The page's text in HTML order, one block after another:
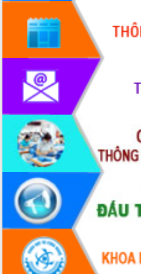
Phó Bí thư Tỉnh ủy Đắk Lắk Đỗ Hữu
Huy giữ chức Bí thư Đảng ủy Ủy Ban
Nhân dân tỉnh
Bệnh án điện tử thúc đẩy chuyển đổi
số y tế tại Đắk Lắk
Chuyển đổi số thư viện: Mở rộng
không gian tri thức trong thời đại số
Đánh giá, rút kinh nghiệm công tác tổ
chức diễn tập trước ngày bầu cử
Chương trình “Gặp gỡ hữu nghị –
Friendship Meeting New Year 2026”
Bầu cử Quốc hội và HĐND: Cử tri Đắk
Lắk gửi gắm niềm tin, kỳ vọng vào lá
phiếu
Đắk Lắk sẵn sàng các điều kiện cho
Ngày hội bầu cử đại biểu Quốc hội
khóa XVI và HĐND các cấp nhiệm kỳ
2026-2031
Đảm bảo cuộc bầu cử đại biểu Quốc
hội và đại biểu HĐND các cấp diễn ra
an toàn, hiệu quả, đúng quy định